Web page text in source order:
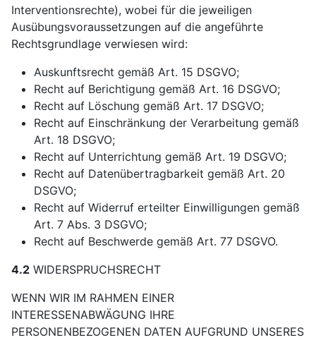
Interventionsrechte), wobei für die jeweiligen
Ausübungsvoraussetzungen auf die angeführte
Rechtsgrundlage verwiesen wird:
Auskunftsrecht gemäß Art. 15 DSGVO;
Recht auf Berichtigung gemäß Art. 16 DSGVO;
Recht auf Löschung gemäß Art. 17 DSGVO;
Recht auf Einschränkung der Verarbeitung gemäß
Art. 18 DSGVO;
Recht auf Unterrichtung gemäß Art. 19 DSGVO;
Recht auf Datenübertragbarkeit gemäß Art. 20
DSGVO;
Recht auf Widerruf erteilter Einwilligungen gemäß
Art. 7 Abs. 3 DSGVO;
Recht auf Beschwerde gemäß Art. 77 DSGVO.
4.2 WIDERSPRUCHSRECHT
WENN WIR IM RAHMEN EINER
INTERESSENABWÄGUNG IHRE
PERSONENBEZOGENEN DATEN AUFGRUND UNSERES